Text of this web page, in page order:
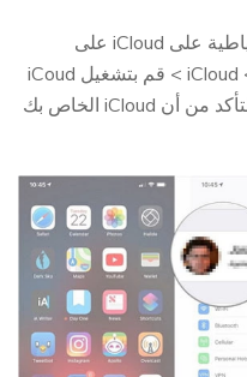
الخطوة 1. قم بتشغيل النسخة الاحتياطية على iCloud على
الايفون. انتقل إلى إعدادات الايفون > iCloud > قم بتشغيل iCoud
Drive والواتساب. (ملاحظة: يرجى التأكد من أن iCloud الخاص بك